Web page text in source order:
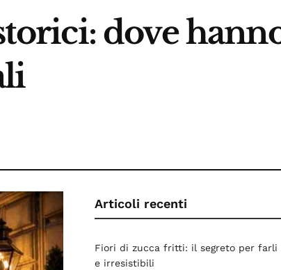
dove
Articoli recenti
Fiori di zucca fritti: il segreto per farli
e irresistibili